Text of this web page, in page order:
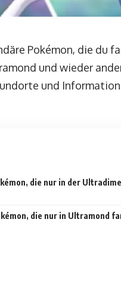
Pokémon, die du
und wieder
und
die nur in der
die nur in Ultramond